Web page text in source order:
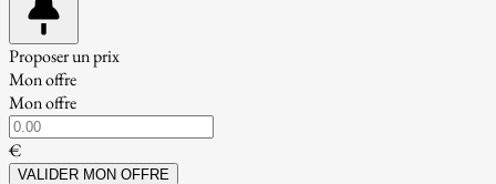
Proposer un prix
Mon offre
Mon offre
€
VALIDER MON OFFRE